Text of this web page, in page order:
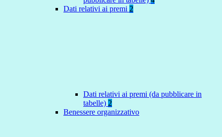
Dati relativi ai premi 2
Dati relativi ai premi (da pubblicare in
tabelle) 2
Benessere organizzativo